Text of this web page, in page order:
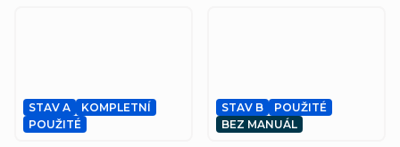
STAV A
KOMPLETNÍ
POUŽITÉ
STAV B
POUŽITÉ
BEZ MANUÁL